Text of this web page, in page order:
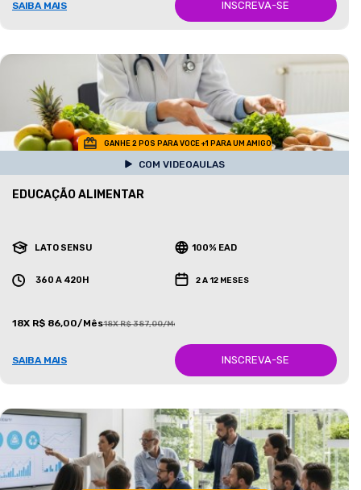
SAIBA MAIS INSCREVA-SE
GANHE 2 POS PARA VOCE +1 PARA UM AMIGO
COM VIDEOAULAS
EDUCAÇÃO ALIMENTAR
LATO SENSU 100% EAD
360 A 420H 2 A 12 MESES
18X R$ 86,00/Mês18X R$ 387,00/Mês
SAIBA MAIS INSCREVA-SE